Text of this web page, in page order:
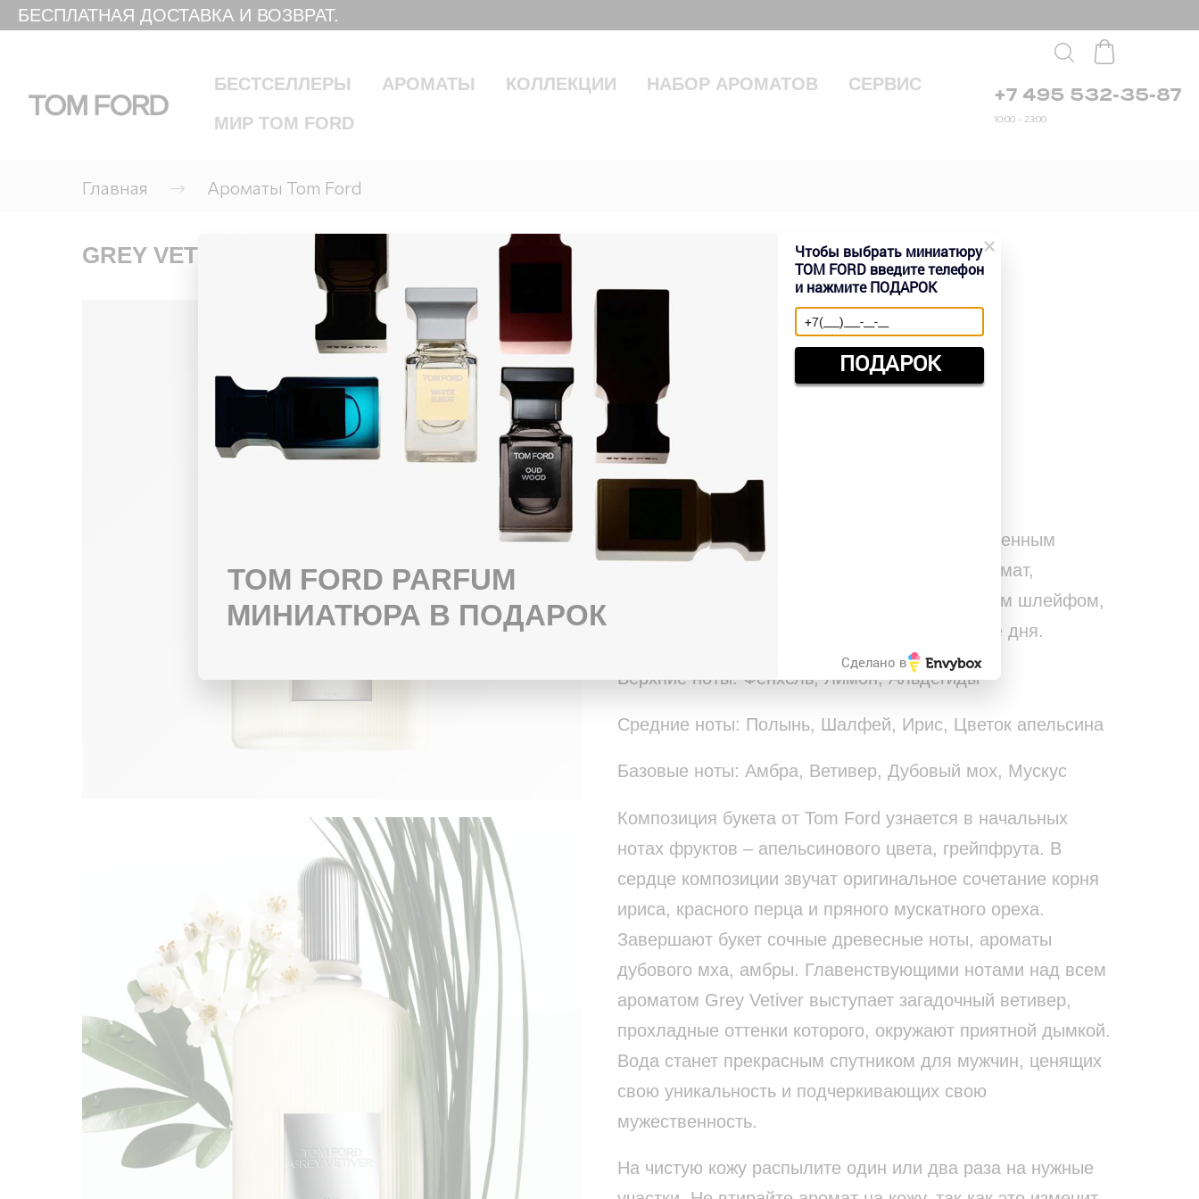
БЕСПЛАТНАЯ ДОСТАВКА И ВОЗВРАТ.
БЕСТСЕЛЛЕРЫ АРОМАТЫ КОЛЛЕКЦИИ НАБОР АРОМАТОВ
СЕРВИС
МИР TOM FORD
+7 495 532-35-87
10:00 – 23:00
Главная Ароматы Tom Ford
GREY VETIVER EAU DE PARFUM 100 ml
25500 руб.
В корзину
ПОДАРОК К КАЖДОЙ ПОКУПКЕ
Grey Vetiver – интригующий аромат с мужественным
началом для настоящих мужчин. Стойкий аромат,
прекрасно ложащийся на кожу, обладает ярким шлейфом,
который ненавязчиво сопровождает в течение дня.
Верхние ноты: Фенхель, Лимон, Альдегиды
Средние ноты: Полынь, Шалфей, Ирис, Цветок апельсина
Базовые ноты: Амбра, Ветивер, Дубовый мох, Мускус
Композиция букета от Tom Ford узнается в начальных
нотах фруктов – апельсинового цвета, грейпфрута. В
сердце композиции звучат оригинальное сочетание корня
ириса, красного перца и пряного мускатного ореха.
Завершают букет сочные древесные ноты, ароматы
дубового мха, амбры. Главенствующими нотами над всем
ароматом Grey Vetiver выступает загадочный ветивер,
прохладные оттенки которого, окружают приятной дымкой.
Вода станет прекрасным спутником для мужчин, ценящих
свою уникальность и подчеркивающих свою
мужественность.
На чистую кожу распылите один или два раза на нужные
TOM FORD PARFUM
МИНИАТЮРА В ПОДАРОК
×
Чтобы выбрать миниатюру
TOM FORD введите телефон
и нажмите ПОДАРОК
ПОДАРОК
Сделано в